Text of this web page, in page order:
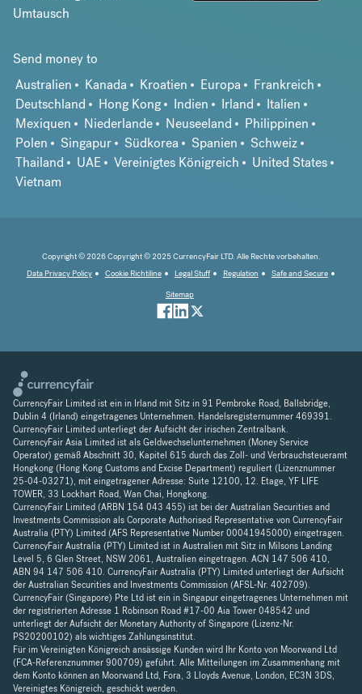
Umtausch
Send money to
Australien
Kanada Kroatien Europa
Frankreich
Deutschland
Hong Kong Indien Irland
Italien
Mexiquen
Niederlande Neuseeland
Philippinen
Polen
Singapur Südkorea Spanien
Schweiz
Thailand
UAE Vereinigtes Königreich
United States
Vietnam
Copyright © 2026 Copyright © 2025 CurrencyFair LTD. Alle Rechte vorbehalten.
Data Privacy Policy
Cookie Richtiline Legal Stuff Regulation
Safe and Secure
Sitemap
CurrencyFair Limited ist ein in Irland mit Sitz in 91 Pembroke Road, Ballsbridge,
Dublin 4 (Irland) eingetragenes Unternehmen. Handelsregisternummer 469391.
CurrencyFair Limited unterliegt der Aufsicht der irischen Zentralbank.
CurrencyFair Asia Limited ist als Geldwechselunternehmen (Money Service
Operator) gemäß Abschnitt 30, Kapitel 615 durch das Zoll- und Verbrauchsteueramt
Hongkong (Hong Kong Customs and Excise Department) reguliert (Lizenznummer
25-04-03271), mit eingetragener Adresse: Suite 12100, 12. Etage, YF LIFE
TOWER, 33 Lockhart Road, Wan Chai, Hongkong.
CurrencyFair Limited (ARBN 154 043 455) ist bei der Australian Securities and
Investments Commission als Corporate Authorised Representative von CurrencyFair
Australia (PTY) Limited (AFS Representative Number 00041945000) eingetragen.
CurrencyFair Australia (PTY) Limited ist in Australien mit Sitz in Milsons Landing
Level 5, 6 Glen Street, NSW 2061, Australien eingetragen. ACN 147 506 410,
ABN 94 147 506 410. CurrencyFair Australia (PTY) Limited unterliegt der Aufsicht
der Australian Securities and Investments Commission (AFSL-Nr. 402709).
CurrencyFair (Singapore) Pte Ltd ist ein in Singapur eingetragenes Unternehmen mit
der registrierten Adresse 1 Robinson Road #17-00 Aia Tower 048542 und
unterliegt der Aufsicht der Monetary Authority of Singapore (Lizenz-Nr.
PS20200102) als wichtiges Zahlungsinstitut.
Für im Vereinigten Königreich ansässige Kunden wird Ihr Konto von Moorwand Ltd
(FCA-Referenznummer 900709) geführt. Alle Mitteilungen im Zusammenhang mit
dem Konto können an Moorwand Ltd, Fora, 3 Lloyds Avenue, London, EC3N 3DS,
Vereinigtes Königreich, geschickt werden.